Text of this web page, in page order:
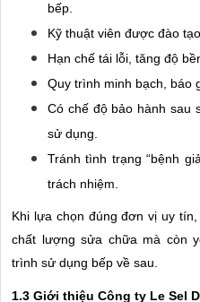
bếp.
Kỹ thuật viên được đào
Hạn chế tái lỗi, tăng độ
Quy trình minh bạch, báo
Có chế độ bảo hành sau
sử dụng.
Tránh tình trạng “bệnh
trách nhiệm.
Khi lựa chọn đúng đơn vị uy
chất lượng sửa chữa mà còn
trình sử dụng bếp về sau.
1.3 Giới thiệu Công ty Le Sel